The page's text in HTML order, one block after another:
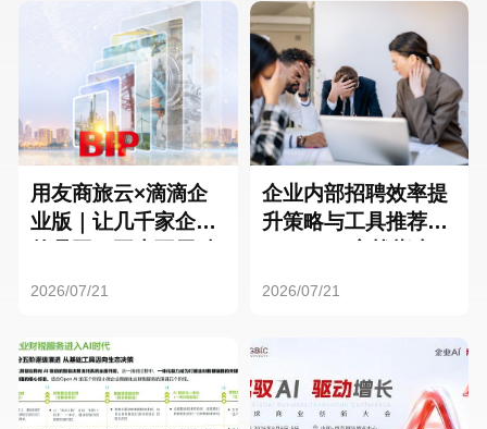
用友商旅云×滴滴企
业版｜让几千家企业
2026/07/21
企业内部招聘效率提
升策略与工具推荐：
2026/07/21